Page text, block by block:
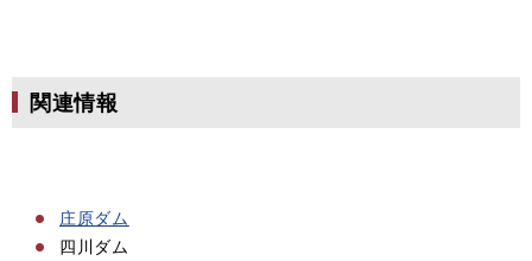
関連情報
庄原ダム
四川ダム